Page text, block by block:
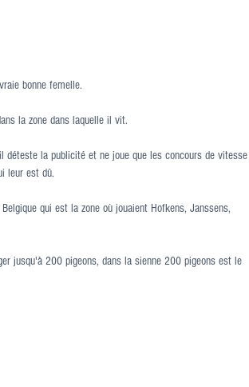
bonne femelle.
la zone dans laquelle il vit.
déteste la publicité et ne joue que les concours de vitesse
leur est dû.
qui est la zone où jouaient Hofkens, Janssens,
jusqu'à 200 pigeons, dans la sienne 200 pigeons est le